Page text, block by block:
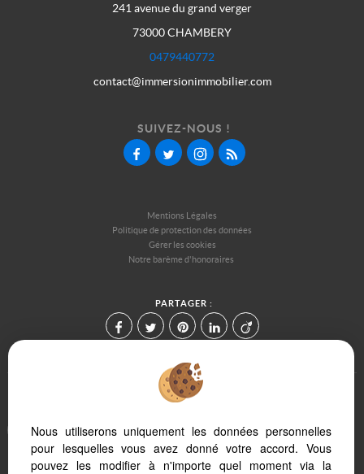
241 avenue du grand verger
73000 CHAMBERY
0479440772
contact@immersionimmobilier.com
SUIVEZ-NOUS !
Mentions Légales
Politique de protection des données
Gérer les cookies
Notre barème d'honoraires
PARTAGER :
votre tablette ou votre smartphone, notre site s'adapte
automatiquement aux différents types d'écrans
Nous utiliserons uniquement les données personnelles
pour lesquelles vous avez donné votre accord. Vous
pouvez les modifier à n'importe quel moment via la